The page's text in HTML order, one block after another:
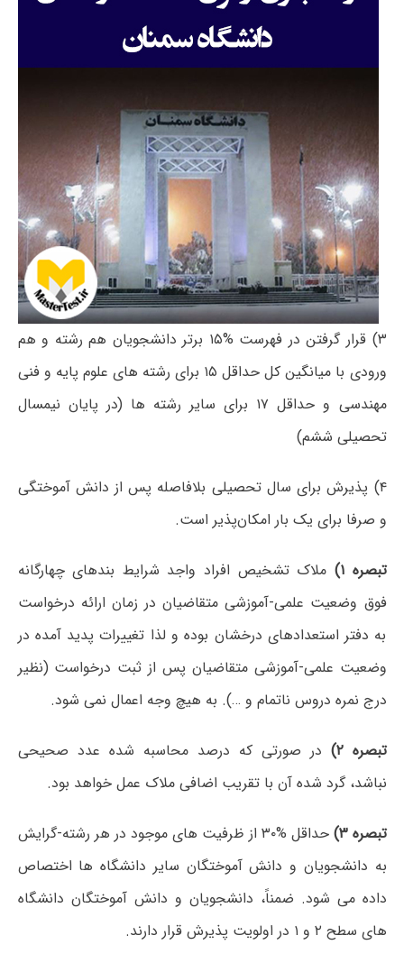
۳) قرار گرفتن در فهرست %۱۵ برتر دانشجویان هم رشته و هم
ورودی با میانگین کل حداقل ۱۵ برای رشته های علوم پایه و فنی
مهندسی و حداقل ۱۷ برای سایر رشته ها (در پایان نیمسال
تحصیلی ششم)
۴) پذیرش برای سال تحصیلی بلافاصله پس از دانش آموختگی
و صرفا برای یک بار امکان‌پذیر است.
تبصره ۱)
ملاک تشخیص افراد واجد شرایط بندهای چهارگانه
فوق وضعیت علمی-آموزشی متقاضیان در زمان ارائه درخواست
به دفتر استعدادهای درخشان بوده و لذا تغییرات پدید آمده در
وضعیت علمی-آموزشی متقاضیان پس از ثبت درخواست (نظیر
درج نمره دروس ناتمام و …). به هیچ وجه اعمال نمی شود.
تبصره ۲)
در صورتی که درصد محاسبه شده عدد صحیحی
نباشد، گرد شده آن با تقریب اضافی ملاک عمل خواهد بود.
تبصره ۳)
حداقل %۳۰ از ظرفیت های موجود در هر رشته-گرایش
به دانشجویان و دانش آموختگان سایر دانشگاه ها اختصاص
داده می شود. ضمناً، دانشجویان و دانش آموختگان دانشگاه
های سطح ۲ و ۱ در اولویت پذیرش قرار دارند.